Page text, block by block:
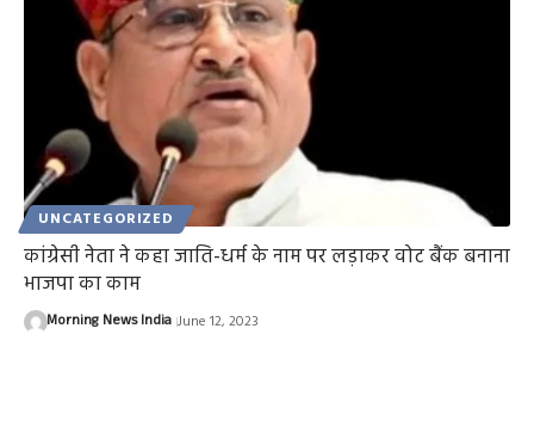
UNCATEGORIZED
कांग्रेसी नेता ने कहा जाति-धर्म के नाम पर लड़ाकर वोट बैंक बनाना
भाजपा का काम
Morning News India June 12, 2023